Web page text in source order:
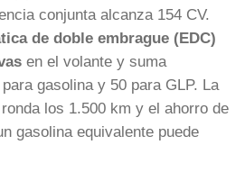
conjunta alcanza 154 CV.
de doble embrague (EDC)
en el volante y suma
gasolina y 50 para GLP. La
los 1.500 km y el ahorro de
gasolina equivalente puede